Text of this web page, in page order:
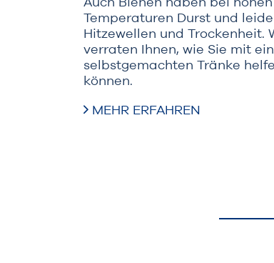
Temperaturen Durst und
Hitzewellen und Trockenheit.
verraten Ihnen, wie Sie mit
selbstgemachten Tränke
können.
MEHR ERFAHREN